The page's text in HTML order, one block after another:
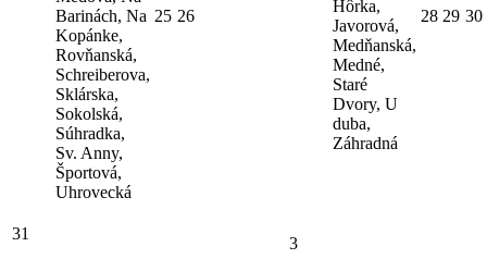
Barinách, Na
Kopánke,
Rovňanská,
Schreiberova,
Sklárska,
Sokolská,
Súhradka,
Sv. Anny,
Športová,
Uhrovecká
25 26
Hôrka,
Javorová,
Medňanská,
Medné,
Staré
Dvory, U
duba,
Záhradná
28 29 30
31
3